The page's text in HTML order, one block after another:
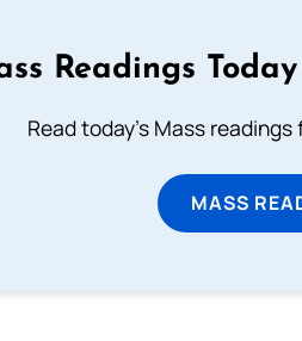
Readings
Read today's Mass
MASS